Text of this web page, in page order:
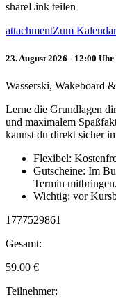
shareLink teilen
attachmentZum
23. August 2026 - 12:00
Wasserski, Wakeboard
Lerne die Grundlagen
und maximalem
kannst du direkt sicher
Flexibel:
Gutscheine: Im
Termin mitbringen.
Wichtig: vor
1777529861
Gesamt:
59.00 €
Teilnehmer: